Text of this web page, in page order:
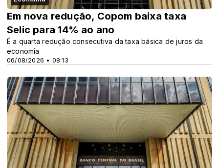
06/08/2026 • 08:13
Em nova redução, Copom baixa taxa
Selic para 14% ao ano
É a quarta redução consecutiva da taxa básica de juros da
economia